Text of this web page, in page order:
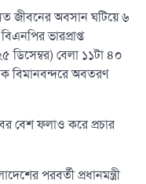
জীবনের অবসান ঘটিয়ে ৬
ভারপ্রাপ্ত
ডিসেম্বর) বেলা ১১টা ৪০
বিমানবন্দরে অবতরণ
বেশ ফলাও করে প্রচার
পরবর্তী প্রধানমন্ত্রী